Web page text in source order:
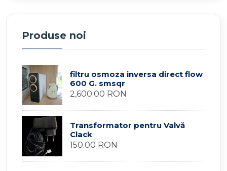
Produse noi
filtru osmoza inversa direct flow
600 G. smsqr
2,600.00 RON
Transformator pentru Valvă
Clack
150.00 RON